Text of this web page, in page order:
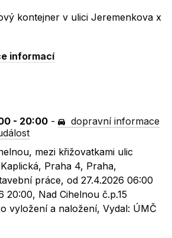
kontejner v ulici Jeremenkova x
informací
- 20:00 -
dopravní informace
mezi křižovatkami ulic
Praha 4, Praha,
práce, od 27.4.2026 06:00
20:00, Nad Cihelnou č.p.15
vyložení a naložení, Vydal: ÚMČ